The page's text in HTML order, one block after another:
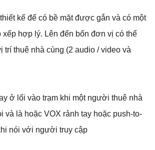
kế để có bề mặt được gắn và có một
xếp hợp lý. Lên đến bốn đơn vị có thể
thuê nhà cùng (2 audio / video và
ở lối vào trạm khi một người thuê nhà
và là hoặc VOX rảnh tay hoặc push-to-
nói với người truy cập